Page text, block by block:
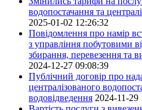
водопостачання та
2025-01-02 12:26:32
Повідомлення про намір
з управління побутовими
збирання, перевезення та
2024-12-27 09:08:39
Публічний договір про
централізованого
водовідведення 2024-11-29